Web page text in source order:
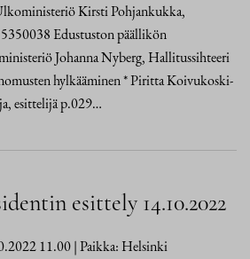
Kirsti Pohjankukka,
Edustuston päällikön
Johanna Nyberg, Hallitussihteeri
hylkääminen * Piritta Koivukoski-
esittelijä p.029…
esittely 14.10.2022
11.00 | Paikka: Helsinki